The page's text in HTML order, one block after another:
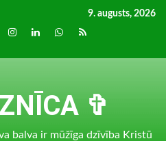
9. augusts, 2026
Instagram
LinkedInwhatsapp
RSS
✞
balva ir mūžīga dzīvība Kristū